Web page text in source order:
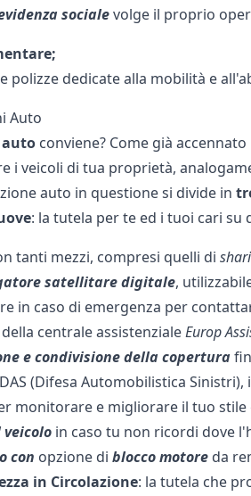
socialevolge il proprio
polizze dedicate alla mobilità e
Auto
autoconviene? Come già
i veicoli di tua proprietà,
auto in questione si divide in
: la tutela per te ed i tuoi cari su
tanti mezzi, compresi quelli di
satellitare digitale,
in caso di emergenza per
centrale assistenzialeEurop
e condivisione della copertura
(Difesa Automobilistica
monitorare e migliorare il tuo stile
veicoloin caso tu non ricordi dove
con opzione di blocco motoreda
in Circolazione: la tutela che